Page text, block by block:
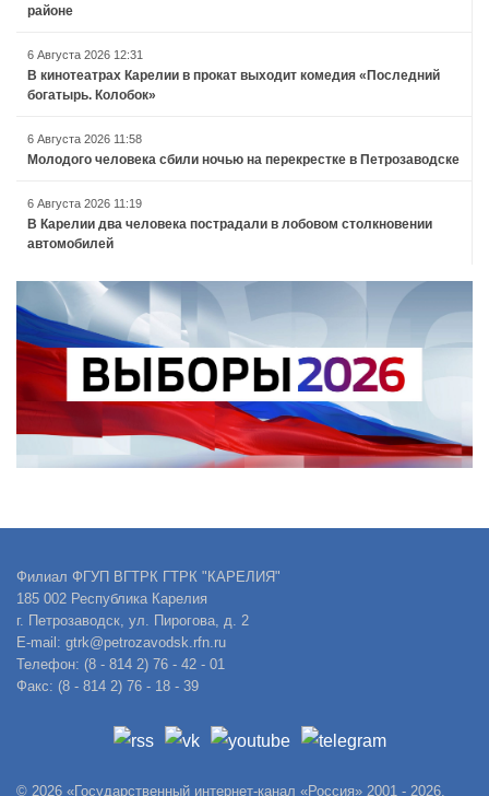
районе
6 Августа 2026 12:31
В кинотеатрах Карелии в прокат выходит комедия «Последний
богатырь. Колобок»
6 Августа 2026 11:58
Молодого человека сбили ночью на перекрестке в Петрозаводске
6 Августа 2026 11:19
В Карелии два человека пострадали в лобовом столкновении
автомобилей
Филиал ФГУП ВГТРК ГТРК "КАРЕЛИЯ"
185 002 Республика Карелия
г. Петрозаводск, ул. Пирогова, д. 2
E-mail: gtrk@petrozavodsk.rfn.ru
Телефон: (8 - 814 2) 76 - 42 - 01
Факс: (8 - 814 2) 76 - 18 - 39
© 2026 «Государственный интернет-канал «Россия» 2001 - 2026.